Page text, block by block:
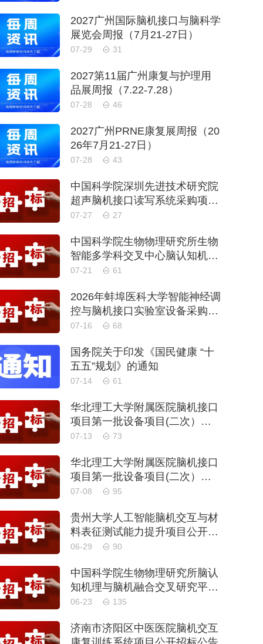
2027广州国际脑机接口与脑科学
展览会周报（7月21-27日）
07-29 31
2027第11届广州康复与护理用
品展周报（7.22-7.28）
07-28 46
2027广州PRNE康复展周报（20
26年7月21-27日）
07-28 43
中国科学院深圳先进技术研究院
超声脑机接口读写系统采购项目
公开招标公告
07-27 27
中国科学院生物物理研究所生物
智能多学科交叉中心脑认知机理
与脑机融合交叉研究平台物业管
07-21 61
2026年蚌埠医科大学智能神经调
控与脑机接口实验室设备采购项
目公开招标公告
07-16 68
国务院关于印发《国民健康 “十
五五”规划》的通知
07-14 61
华北理工大学附属医院脑机接口
项目第一批设备项目(二次）公
开招标公告
07-13 73
华北理工大学附属医院脑机接口
项目第一批设备项目(二次）公
开招标公告
07-08 95
贵州大学人工智能脑机交互与材
料表征测试能力提升项目公开招
标公告
06-29 90
中国科学院生物物理研究所脑认
知机理与脑机融合交叉研究平台
基础科研能力建设项目公开招标
06-23 135
济南市济阳区中医医院脑机交互